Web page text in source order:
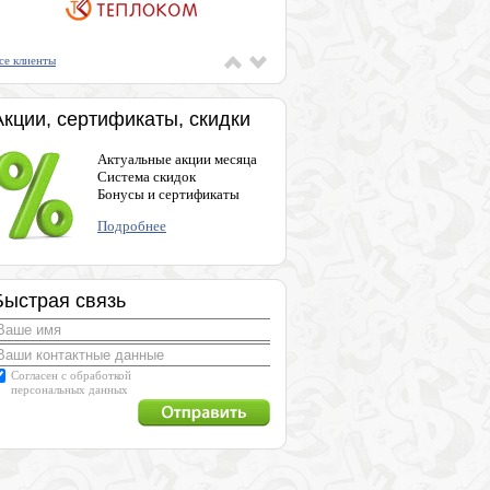
клиенты
сертификаты, скидки
Актуальные акции месяца
Система скидок
Бонусы и сертификаты
Подробнее
связь